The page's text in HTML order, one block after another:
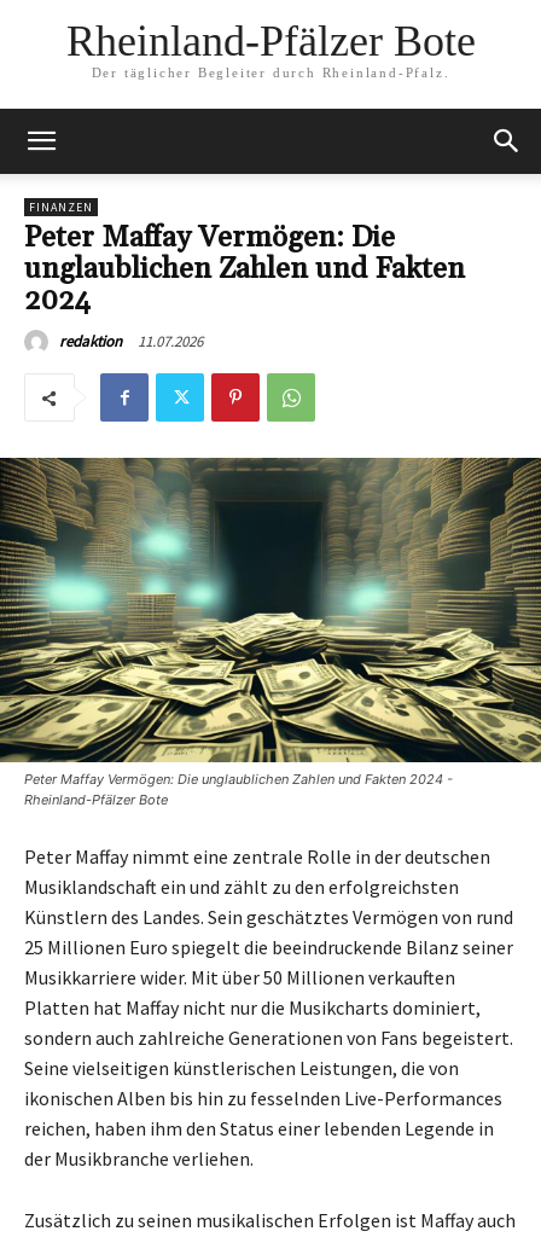
Rheinland-Pfälzer Bote
Der täglicher Begleiter durch Rheinland-Pfalz.
FINANZEN
Peter Maffay Vermögen: Die
unglaublichen Zahlen und Fakten
2024
redaktion 11.07.2026
Peter Maffay Vermögen: Die unglaublichen Zahlen und Fakten 2024 -
Rheinland-Pfälzer Bote
Peter Maffay nimmt eine zentrale Rolle in der deutschen
Musiklandschaft ein und zählt zu den erfolgreichsten
Künstlern des Landes. Sein geschätztes Vermögen von rund
25 Millionen Euro spiegelt die beeindruckende Bilanz seiner
Musikkarriere wider. Mit über 50 Millionen verkauften
Platten hat Maffay nicht nur die Musikcharts dominiert,
sondern auch zahlreiche Generationen von Fans begeistert.
Seine vielseitigen künstlerischen Leistungen, die von
ikonischen Alben bis hin zu fesselnden Live-Performances
reichen, haben ihm den Status einer lebenden Legende in
der Musikbranche verliehen.
Zusätzlich zu seinen musikalischen Erfolgen ist Maffay auch